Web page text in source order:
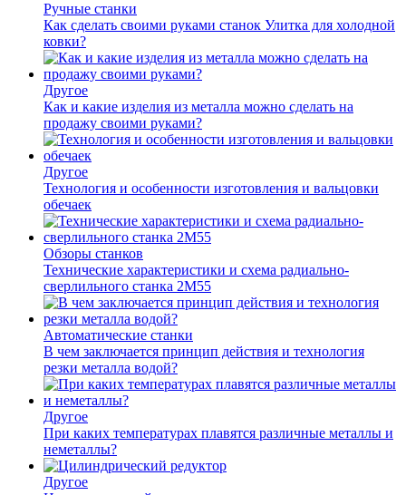
Ручные станки
Как сделать своими руками станок Улитка для холодной
ковки?
Другое
Как и какие изделия из металла можно сделать на
продажу своими руками?
Другое
Технология и особенности изготовления и вальцовки
обечаек
Обзоры станков
Технические характеристики и схема радиально-
сверлильного станка 2М55
Автоматические станки
В чем заключается принцип действия и технология
резки металла водой?
Другое
При каких температурах плавятся различные металлы и
неметаллы?
Другое